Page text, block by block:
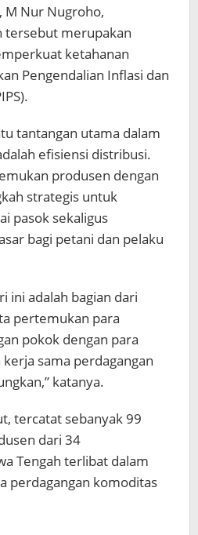
, M Nur Nugroho,
tersebut merupakan
ketahanan
Pengendalian Inflasi dan
tantangan utama dalam
efisiensi distribusi.
produsen dengan
strategis untuk
pasok sekaligus
bagi petani dan pelaku
ini adalah bagian dari
pertemukan para
pokok dengan para
sama perdagangan
katanya.
tercatat sebanyak 99
dari 34
Tengah terlibat dalam
perdagangan komoditas